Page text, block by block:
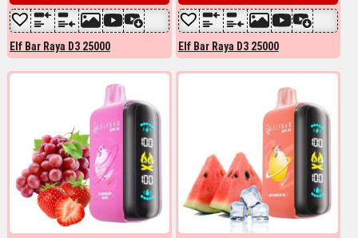
Elf Bar Raya D3 25000 Elf Bar Raya D3 25000